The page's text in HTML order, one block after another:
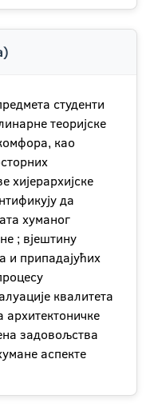
студенти
теоријске
као
хијерархијске
да
хуманог
; вјештину
и припадајућих
квалитета
архитектоничке
задовољства
аспекте